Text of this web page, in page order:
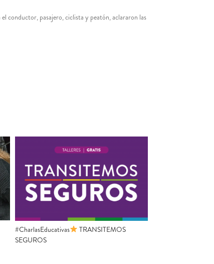
conductor, pasajero, ciclista y peatón, aclararon las
#CharlasEducativas
TRANSITEMOS
SEGUROS